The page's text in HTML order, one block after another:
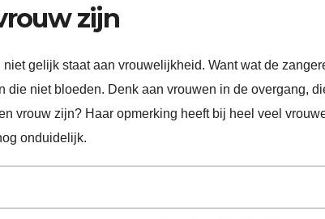
zijn
gelijk staat aan vrouwelijkheid. Want wat de
niet bloeden. Denk aan vrouwen in de overgang,
vrouw zijn? Haar opmerking heeft bij heel veel
onduidelijk.